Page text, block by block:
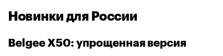
Новинки для России
Belgee X50: упрощенная версия